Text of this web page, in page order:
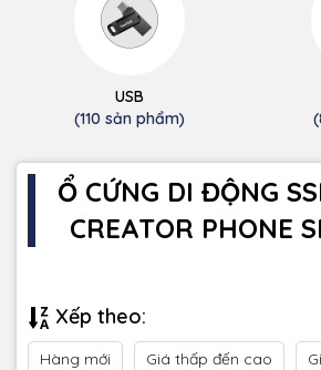
USB
(110 sản phẩm)
Ổ CỨNG DI ĐỘNG
CREATOR PHONE
Xếp theo:
Hàng mới Giá thấp đến cao